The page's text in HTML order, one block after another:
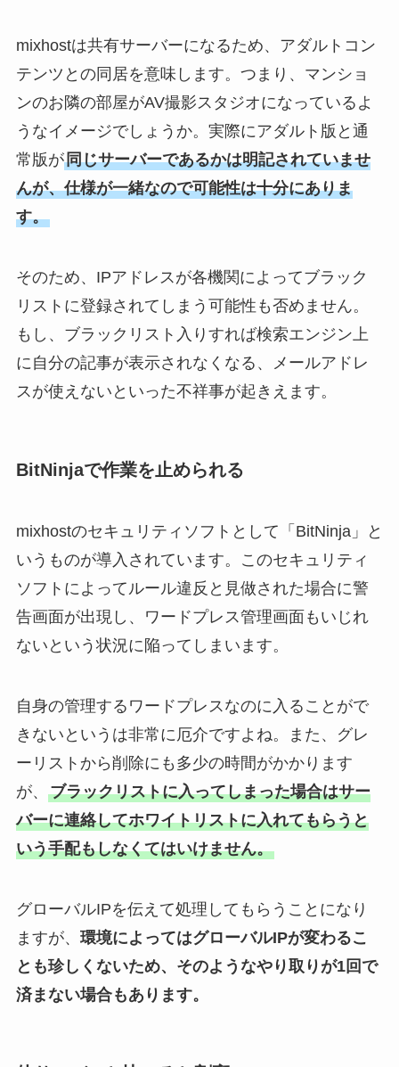
mixhostは共有サーバーになるため、アダルトコン
テンツとの同居を意味します。つまり、マンショ
ンのお隣の部屋がAV撮影スタジオになっているよ
うなイメージでしょうか。実際にアダルト版と通
常版が同じサーバーであるかは明記されていませ
んが、仕様が一緒なので可能性は十分にありま
す。
そのため、IPアドレスが各機関によってブラック
リストに登録されてしまう可能性も否めません。
もし、ブラックリスト入りすれば検索エンジン上
に自分の記事が表示されなくなる、メールアドレ
スが使えないといった不祥事が起きえます。
BitNinjaで作業を止められる
mixhostのセキュリティソフトとして「BitNinja」と
いうものが導入されています。このセキュリティ
ソフトによってルール違反と見做された場合に警
告画面が出現し、ワードプレス管理画面もいじれ
ないという状況に陥ってしまいます。
自身の管理するワードプレスなのに入ることがで
きないというは非常に厄介ですよね。また、グレ
ーリストから削除にも多少の時間がかかります
が、 ブラックリストに入ってしまった場合はサー
バーに連絡してホワイトリストに入れてもらうと
いう手配もしなくてはいけません。
グローバルIPを伝えて処理してもらうことになり
ますが、 環境によってはグローバルIPが変わるこ
とも珍しくないため、そのようなやり取りが1回で
済まない場合もあります。